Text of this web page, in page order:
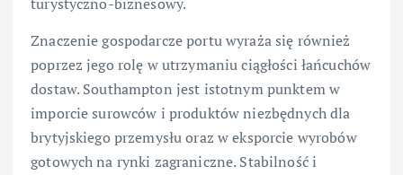
Znaczenie gospodarcze portu wyraża się również
poprzez jego rolę w utrzymaniu ciągłości łańcuchów
dostaw. Southampton jest istotnym punktem w
imporcie surowców i produktów niezbędnych dla
brytyjskiego przemysłu oraz w eksporcie wyrobów
gotowych na rynki zagraniczne. Stabilność i